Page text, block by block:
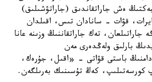
ەش جاراتقاندىق (جاراتۋشىلىق)
قۋات - سانادان تىس، اقىلدان
جاراتىلعان، تەك جاراتقاننىڭ وزىنە عانا
بارلىق ولەڭدەرى مەن
باستى قۋاتى - «اقىل، جۇرەك،
كورسەتىلىپ، كەڭ تۇسىنىك بەرىلگەن.